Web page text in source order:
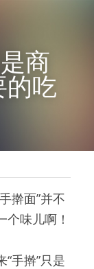
商
吃
擀面”并不
味儿啊！
手擀”只是